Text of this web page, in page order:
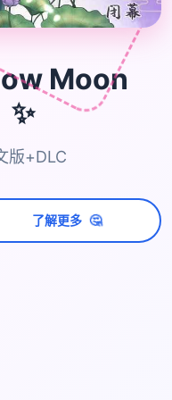
Moon
✨
版+DLC
了解更多 🤔